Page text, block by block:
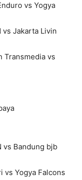
vs Yogya
vs Jakarta Livin
Transmedia vs
vs Bandung bjb
vs Yogya Falcons